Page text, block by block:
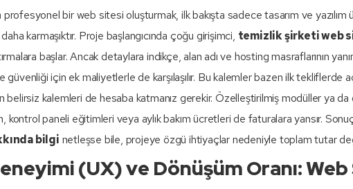
bir web sitesi oluşturmak, ilk bakışta sadece tasarım ve
karmaşıktır. Proje başlangıcında çoğu girişimci, temizlik şirketi web
başlar. Ancak detaylara indikçe, alan adı ve hosting masraflarının
için ek maliyetlerle de karşılaşılır. Bu kalemler bazen ilk tekliflerde
belirsiz kalemleri de hesaba katmanız gerekir. Özelleştirilmiş modüller ya
kontrol paneli eğitimleri veya aylık bakım ücretleri de faturalara yansır.
bilgi netleşse bile, projeye özgü ihtiyaçlar nedeniyle toplam tutar
(UX) ve Dönüşüm Oranı: